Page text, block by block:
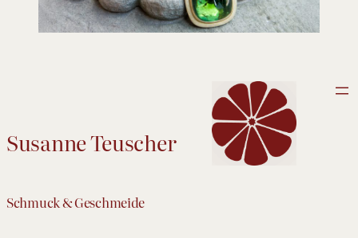
Susanne Teuscher
Schmuck & Geschmeide